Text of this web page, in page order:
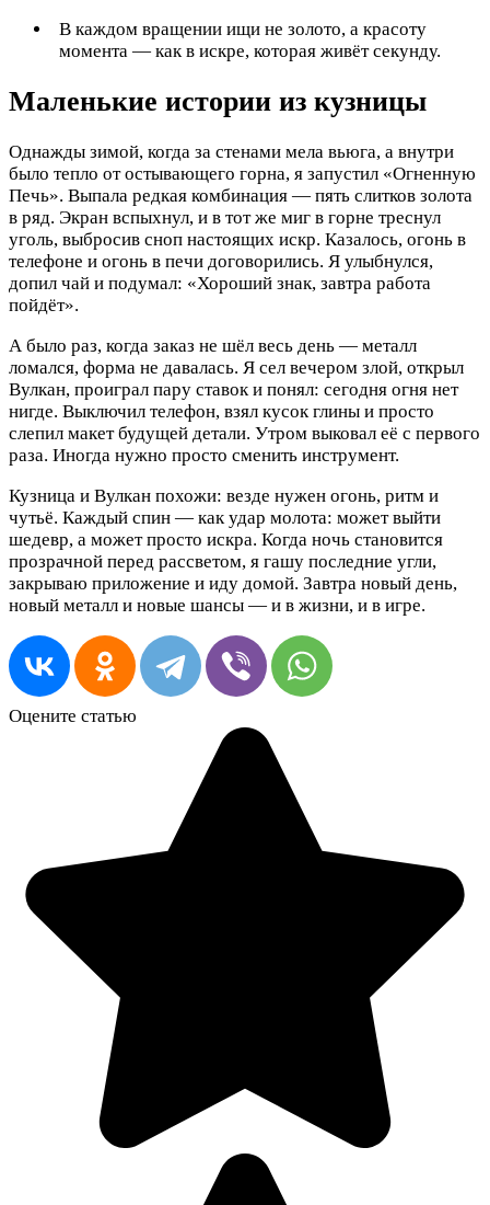
В каждом вращении ищи не золото, а красоту
момента — как в искре, которая живёт секунду.
Маленькие истории из кузницы
Однажды зимой, когда за стенами мела вьюга, а внутри
было тепло от остывающего горна, я запустил «Огненную
Печь». Выпала редкая комбинация — пять слитков золота
в ряд. Экран вспыхнул, и в тот же миг в горне треснул
уголь, выбросив сноп настоящих искр. Казалось, огонь в
телефоне и огонь в печи договорились. Я улыбнулся,
допил чай и подумал: «Хороший знак, завтра работа
пойдёт».
А было раз, когда заказ не шёл весь день — металл
ломался, форма не давалась. Я сел вечером злой, открыл
Вулкан, проиграл пару ставок и понял: сегодня огня нет
нигде. Выключил телефон, взял кусок глины и просто
слепил макет будущей детали. Утром выковал её с первого
раза. Иногда нужно просто сменить инструмент.
Кузница и Вулкан похожи: везде нужен огонь, ритм и
чутьё. Каждый спин — как удар молота: может выйти
шедевр, а может просто искра. Когда ночь становится
прозрачной перед рассветом, я гашу последние угли,
закрываю приложение и иду домой. Завтра новый день,
новый металл и новые шансы — и в жизни, и в игре.
Оцените статью